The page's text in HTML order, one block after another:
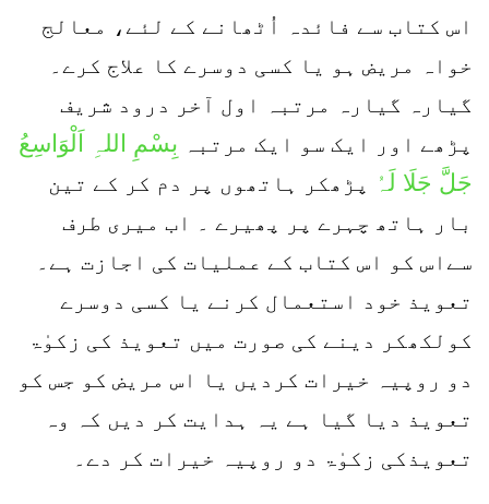
اس کتاب سے فائدہ اُٹھانے کے لئے، معالج
خواہ مریض ہو یا کسی دوسرے کا علاج کرے۔
گیارہ گیارہ مرتبہ اول آخر درود شریف
پڑھے اور ایک سو ایک مرتبہ بِسْمِ اللہِ اَلْوَاسِعُ
جَلَّ جَلَا لَہُ
پڑھکر ہاتھوں پر دم کر کے تین
بار ہاتھ چہرے پر پھیرے ۔ اب میری طرف
سےاس کو اس کتاب کے عملیات کی اجازت ہے۔
تعویذ خود استعمال کرنے یا کسی دوسرے
کولکھکر دینے کی صورت میں تعویذ کی زکوٰۃ
دو روپیہ خیرات کردیں یا اس مریض کو جس کو
تعویذ دیا گیا ہے یہ ہدایت کر دیں کہ وہ
تعویذکی زکوٰۃ دو روپیہ خیرات کر دے۔